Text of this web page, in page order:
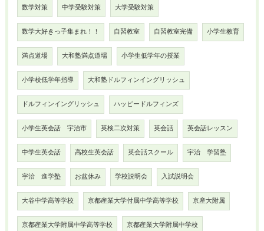
数学対策 中学受験対策 大学受験対策
数学大好きっ子集まれ！！ 自習教室 自習教室完備 小学生教育
満点道場 大和塾満点道場 小学生低学年の授業
小学校低学年指導 大和塾ドルフィンイングリッシュ
ドルフィンイングリッシュ ハッピードルフィンズ
小学生英会話 宇治市 英検二次対策 英会話 英会話レッスン
中学生英会話 高校生英会話 英会話スクール 宇治 学習塾
宇治 進学塾 お盆休み 学校説明会 入試説明会
大谷中学高等学校 京都産業大学付属中学高等学校 京産大附属
京都産業大学附属中学高等学校 京都産業大学附属中学校